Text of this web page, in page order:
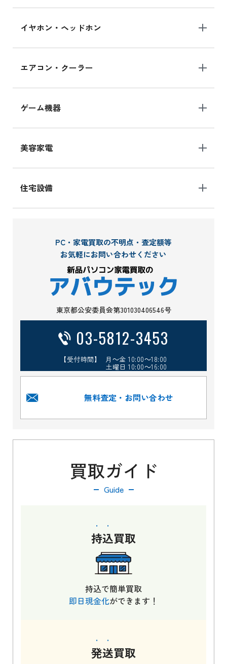
イヤホン・ヘッドホン
エアコン・クーラー
ゲーム機器
美容家電
住宅設備
PC・家電買取の不明点・査定額等
お気軽にお問い合わせください
東京都公安委員会第301030406546号
03-5812-3453
【受付時間】 月～金 10:00～18:00
土曜日 10:00～16:00
無料査定・お問い合わせ
買取ガイド
Guide
持込買取
持込で簡単買取
即日現金化ができます！
発送買取